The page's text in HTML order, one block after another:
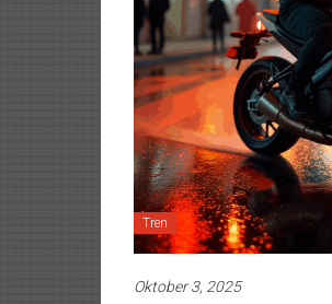
Tren
Oktober 3, 2025